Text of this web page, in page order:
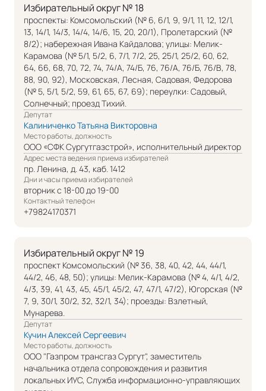
Избирательный округ № 18
проспекты: Комсомольский (№ 6, 6/1, 9, 9/1, 11, 12, 12/1,
13, 14/1, 14/3, 14/4, 14/6, 15, 20, 20/1), Пролетарский (№
8/2); набережная Ивана Кайдалова; улицы: Мелик-
Карамова (№ 5/1, 5/2, 6, 7/1, 7/2, 25, 25/1, 25/2, 60, 62,
64, 66, 68, 70, 72, 74, 74/А, 74/Б, 76, 76/А, 76/Б, 76/В, 78,
88, 90, 92), Московская, Лесная, Садовая, Федорова
(№ 5, 5/1, 5/2, 59, 61, 65, 67, 69); переулки: Садовый,
Солнечный; проезд Тихий.
Депутат
Калиниченко Татьяна Викторовна
Место работы, должность
ООО «СФК Сургутгазстрой», исполнительный директор
Адрес места ведения приема избирателей
пр. Ленина, д. 43, каб. 1412
Дни и часы приема избирателей
вторник с 18-00 до 19-00
Контактный телефон
+79824170371
Избирательный округ № 19
проспект Комсомольский (№ 36, 38, 40, 42, 44, 44/1,
44/2, 46, 48, 50); улицы: Мелик-Карамова (№ 4, 4/1, 4/2,
4/3, 39, 41, 43, 45, 45/1, 45/2, 47, 47/1, 47/2), Югорская (№
7, 9, 30/1, 30/2, 32, 32/1, 34); проезды: Взлетный,
Мунарева.
Депутат
Кучин Алексей Сергеевич
Место работы, должность
ООО "Газпром трансгаз Сургут", заместитель
начальника отдела сопровождения и развития
локальных ИУС, Служба информационно-управляющих